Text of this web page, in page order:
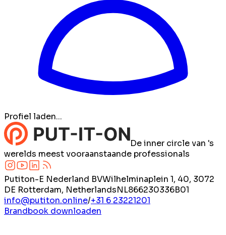
Profiel laden...
De inner circle van 's
werelds meest vooraanstaande professionals
Putiton-E Nederland BVWilhelminaplein 1, 40, 3072
DE Rotterdam, NetherlandsNL866230336B01
info@putiton.online/+31 6 23221201
Brandbook downloaden